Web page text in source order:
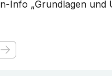
Info „Grundlagen und